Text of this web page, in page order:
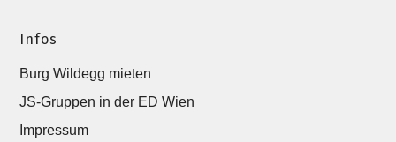
Infos
Burg Wildegg mieten
JS-Gruppen in der ED Wien
Impressum